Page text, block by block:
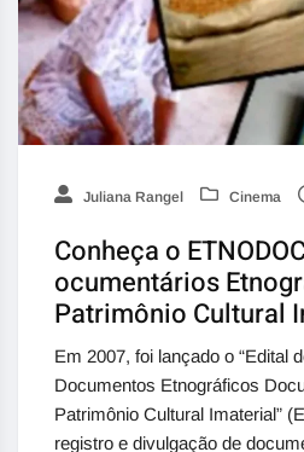
Juliana Rangel Cinema
Conheça o
ocumentários
Patrimônio Cultural
Em 2007, foi lançado o “Edital
Documentos Etnográficos
Patrimônio Cultural Imaterial”
registro e divulgação de